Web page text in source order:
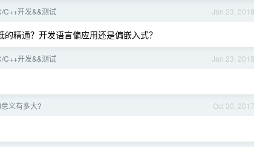
Jan 23, 2018
C++开发&&测试
精通？开发语言偏应用还是偏嵌入式？
Jan 23, 2018
C++开发&&测试
Oct 30, 2017
义有多大?